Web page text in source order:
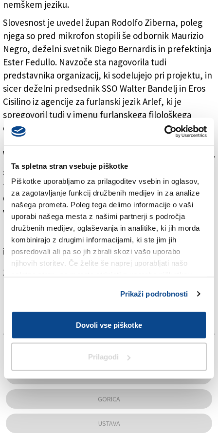
Ta spletna stran vsebuje piškotke
Piškotke uporabljamo za prilagoditev vsebin in oglasov,
za zagotavljanje funkcij družbenih medijev in za analize
našega prometa. Poleg tega delimo informacije o vaši
uporabi našega mesta z našimi partnerji s področja
družbenih medijev, oglaševanja in analitike, ki jih morda
kombinirajo z drugimi informacijami, ki ste jim jih
posredovali ali pa so jih zbrali skozi vašo uporabo
njihovih storitev. Če želite še naprej uporabljati našo
Prikaži podrobnosti
Dovoli vse piškotke
Prilagodi
nemškem jeziku.
Slovesnost je uvedel župan Rodolfo Ziberna, poleg
njega so pred mikrofon stopili še odbornik Maurizio
Negro, deželni svetnik Diego Bernardis in prefektinja
Ester Fedullo. Navzoče sta nagovorila tudi
predstavnika organizacij, ki sodelujejo pri projektu, in
sicer deželni predsednik SSO Walter Bandelj in Eros
Cisilino iz agencije za furlanski jezik Arlef, ki je
spregovoril tudi v imenu furlanskega filološkega
društva. Med udeleženci svečanosti sta bila tudi
predsednik slovenske konzulte pri goriški občini Aleš
Waltritsch in pokrajinski sekretar SSk David Grinovero.
»Vsak Goričan pozna oz. bi moral poznati nekaj besed
tudi v furlanščini, slovenščini in nemščini,« je poudaril
Cisilino, medtem ko je Bandelj opozoril, da v Gorici od
vedno sobivajo različni jeziki in kulture, pri čemer
ravno različnost predstavlja neprecenljivo bogastvo.
Pomen ohranjanja goriškega jezikovne raznolikosti je
izpostavil tudi sam župan Ziberna
Za branje in pisanje komentarjev
GORICA
USTAVA